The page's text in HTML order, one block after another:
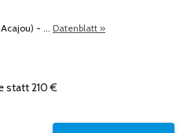
- ... Datenblatt »
statt 210 €